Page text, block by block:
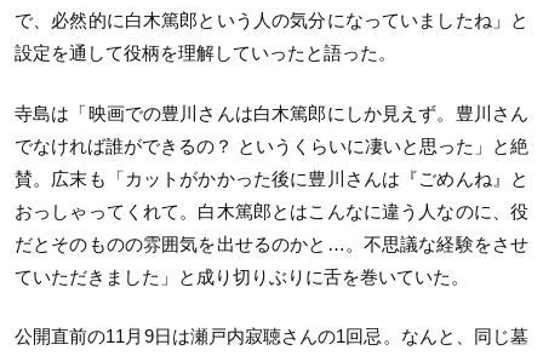
で、必然的に白木篤郎という人の気分になっていましたね」と
設定を通して役柄を理解していったと語った。
寺島は「映画での豊川さんは白木篤郎にしか見えず。豊川さん
でなければ誰ができるの？ というくらいに凄いと思った」と絶
賛。広末も「カットがかかった後に豊川さんは『ごめんね』と
おっしゃってくれて。白木篤郎とはこんなに違う人なのに、役
だとそのものの雰囲気を出せるのかと…。不思議な経験をさせ
ていただきました」と成り切りぶりに舌を巻いていた。
公開直前の11月9日は瀬戸内寂聴さんの1回忌。なんと、同じ墓